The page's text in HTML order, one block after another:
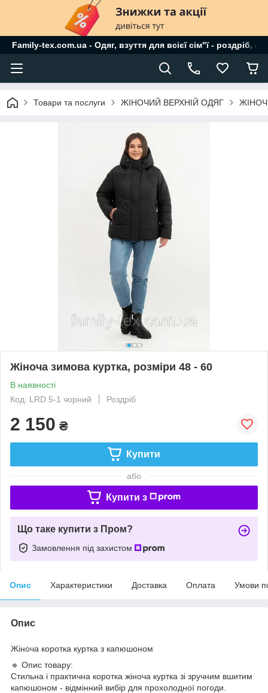
Family-tex.com.ua - Одяг, взуття для всієї сім"ї - роздріб,
Товари та послуги ЖІНОЧИЙ ВЕРХНІЙ ОДЯГ
Жіноча зимова куртка, розміри 48 - 60
В наявності
Код: LRD 5-1 чорний
Роздріб
2 150 ₴
Купити
або
Купити з
Що таке купити з Пром?
Замовлення під захистом
Опис Характеристики Доставка Оплата Умови
Опис
Жіноча коротка куртка з капюшоном
🔹 Опис товару:
Стильна і практична коротка жіноча куртка зі зручним вшитим
капюшоном - відмінний вибір для прохолодної погоди.